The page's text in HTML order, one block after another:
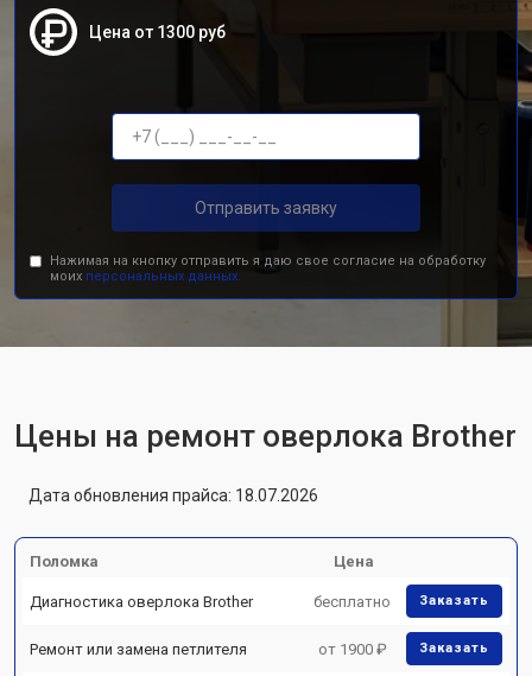
Цена от 1300 руб
Отправить заявку
Нажимая на кнопку отправить я даю свое согласие на обработку
моих персональных данных.
Цены на ремонт оверлока Brother
Дата обновления прайса: 18.07.2026
Поломка Цена
Диагностика оверлока Brother бесплатно Заказать
Ремонт или замена петлителя от 1900 ₽ Заказать